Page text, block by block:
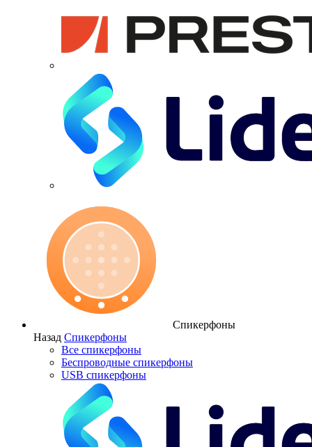
Спикерфоны
Назад Спикерфоны
Все спикерфоны
Беспроводные спикерфоны
USB спикерфоны